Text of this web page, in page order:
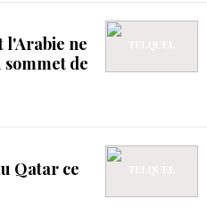
l'Arabie ne
sommet de
Qatar ce